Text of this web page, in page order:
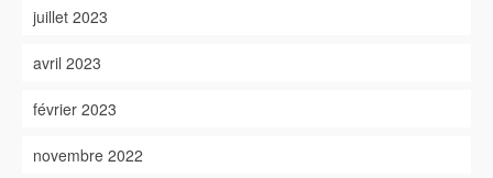
juillet 2023
avril 2023
février 2023
novembre 2022